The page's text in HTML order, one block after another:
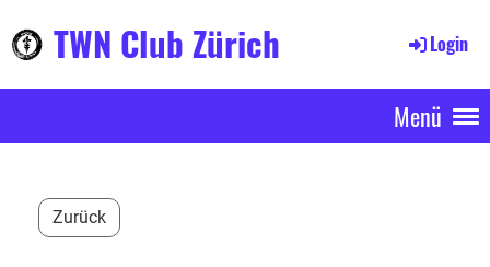
TWN Club Zürich Login
Menü
Zurück